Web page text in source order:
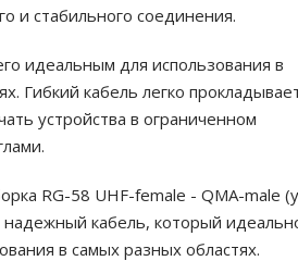
и стабильного соединения.
идеальным для использования в
Гибкий кабель легко
устройства в ограниченном
RG-58 UHF-female - QMA-male
кабель, который
в самых разных областях.